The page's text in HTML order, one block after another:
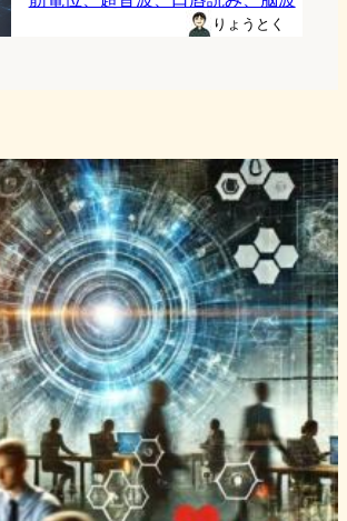
りょうとく